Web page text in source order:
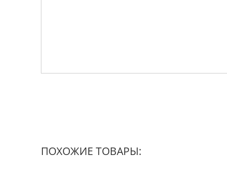
ПОХОЖИЕ ТОВАРЫ: